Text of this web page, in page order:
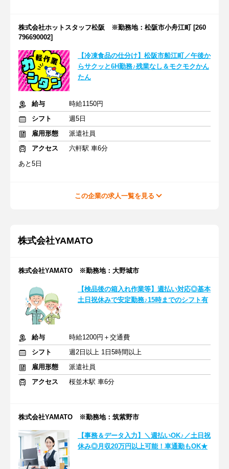
株式会社ホットスタッフ松阪 ※勤務地：松阪市小舟江町 [260
796690002]
【冷凍食品の仕分け】松阪市船江町／午後か
らサクッと6H勤務♪残業なし＆モクモクかん
たん
給与
時給1150円
シフト
週5日
雇用形態
派遣社員
アクセス
六軒駅 車6分
あと5日
この企業の求人一覧を見る
株式会社YAMATO
株式会社YAMATO ※勤務地：大野城市
【検品後の箱入れ作業等】週払い対応◎基本
土日祝休みで安定勤務♪15時までのシフト有
給与
時給1200円＋交通費
シフト
週2日以上 1日5時間以上
雇用形態
派遣社員
アクセス
桜並木駅 車6分
株式会社YAMATO ※勤務地：筑紫野市
【事務＆データ入力】＼週払いOK♪／土日祝
休み◎月収20万円以上可能！車通勤もOK★